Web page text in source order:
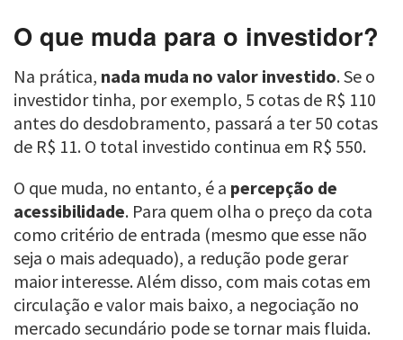
O que muda para o investidor?
Na prática, nada muda no valor investido. Se o
investidor tinha, por exemplo, 5 cotas de R$ 110
antes do desdobramento, passará a ter 50 cotas
de R$ 11. O total investido continua em R$ 550.
O que muda, no entanto, é a percepção de
acessibilidade. Para quem olha o preço da cota
como critério de entrada (mesmo que esse não
seja o mais adequado), a redução pode gerar
maior interesse. Além disso, com mais cotas em
circulação e valor mais baixo, a negociação no
mercado secundário pode se tornar mais fluida.